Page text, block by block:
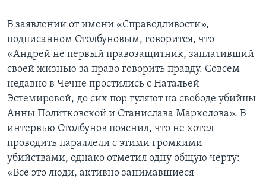
В заявлении от имени «Справедливости»,
подписанном Столбуновым, говорится, что
«Андрей не первый правозащитник, заплативший
своей жизнью за право говорить правду. Совсем
недавно в Чечне простились с Натальей
Эстемировой, до сих пор гуляют на свободе убийцы
Анны Политковской и Станислава Маркелова». В
интервью Столбунов пояснил, что не хотел
проводить параллели с этими громкими
убийствами, однако отметил одну общую черту:
«Все это люди, активно занимавшиеся